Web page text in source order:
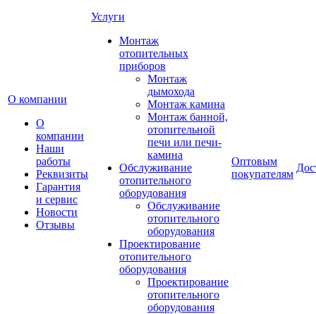
О компании
О
компании
Наши
работы
Реквизиты
Гарантия
и сервис
Новости
Отзывы
Услуги
Монтаж
отопительных
приборов
Монтаж
дымохода
Монтаж камина
Монтаж банной,
отопительной
печи или печи-
камина
Обслуживание
отопительного
оборудования
Обслуживание
отопительного
оборудования
Проектирование
отопительного
оборудования
Проектирование
отопительного
оборудования
Оптовым
покупателям